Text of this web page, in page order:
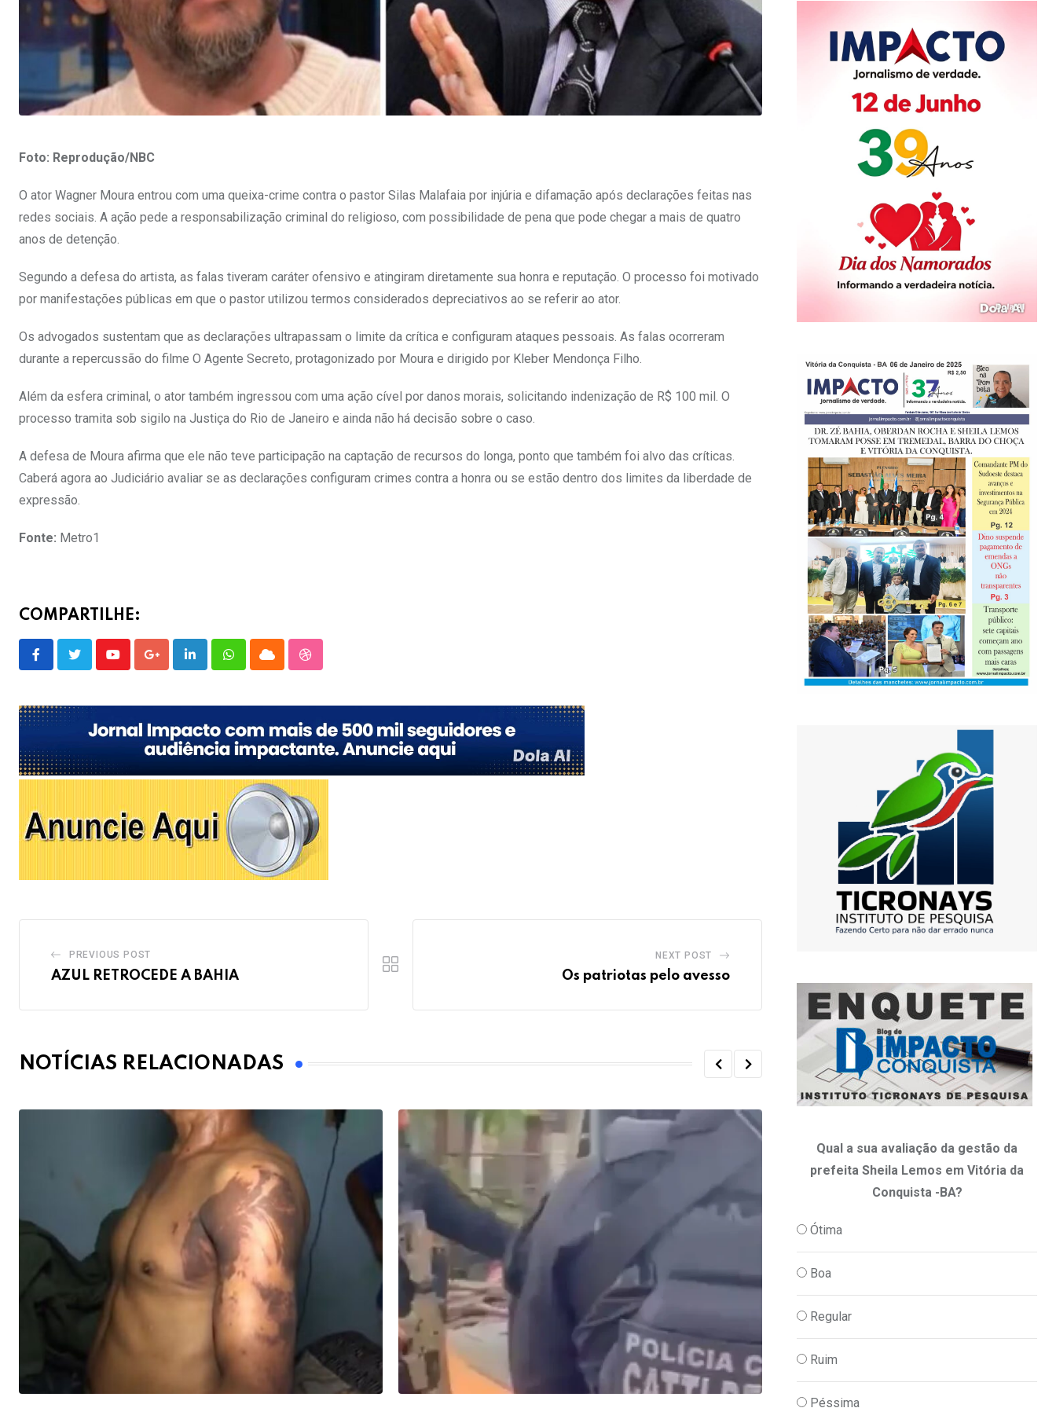
Foto: Reprodução/NBC
O ator Wagner Moura entrou com uma queixa-crime contra o pastor Silas Malafaia por injúria e difamação após declarações feitas nas
redes sociais. A ação pede a responsabilização criminal do religioso, com possibilidade de pena que pode chegar a mais de quatro
anos de detenção.
Segundo a defesa do artista, as falas tiveram caráter ofensivo e atingiram diretamente sua honra e reputação. O processo foi motivado
por manifestações públicas em que o pastor utilizou termos considerados depreciativos ao se referir ao ator.
Os advogados sustentam que as declarações ultrapassam o limite da crítica e configuram ataques pessoais. As falas ocorreram
durante a repercussão do filme O Agente Secreto, protagonizado por Moura e dirigido por Kleber Mendonça Filho.
Além da esfera criminal, o ator também ingressou com uma ação cível por danos morais, solicitando indenização de R$ 100 mil. O
processo tramita sob sigilo na Justiça do Rio de Janeiro e ainda não há decisão sobre o caso.
A defesa de Moura afirma que ele não teve participação na captação de recursos do longa, ponto que também foi alvo das críticas.
Caberá agora ao Judiciário avaliar se as declarações configuram crimes contra a honra ou se estão dentro dos limites da liberdade de
expressão.
Fonte: Metro1
COMPARTILHE:
YoutubeGoogle+LinkedInWhatsappCloud StumbleUpon
PREVIOUS POST
AZUL RETROCEDE A BAHIA
NEXT POST
Os patriotas pelo avesso
NOTÍCIAS RELACIONADAS
Qual a sua avaliação da gestão da
prefeita Sheila Lemos em Vitória da
Conquista -BA?
Ótima
Boa
Regular
Ruim
Péssima